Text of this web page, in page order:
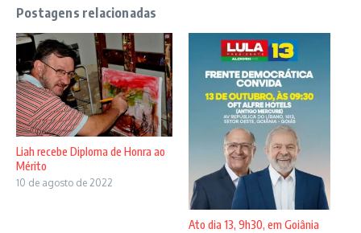
Postagens relacionadas
Liah recebe Diploma de Honra ao
Mérito
10 de agosto de 2022
Ato dia 13, 9h30, em Goiânia